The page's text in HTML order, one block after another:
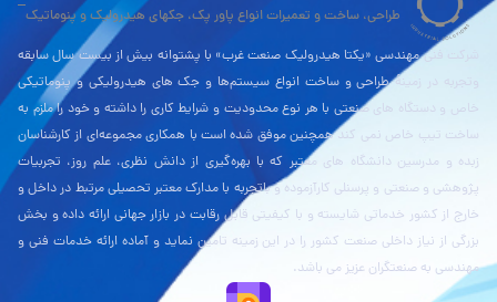
طراحی، ساخت و تعمیرات انواع پاور پک، جکهای هیدرولیک و پنوماتیک
شرکت فنی مهندسی «یکتا هیدرولیک صنعت غرب» با پشتوانه بیش از بیست سال سابقه
وتجربه در زمینۀ طراحی و ساخت انواع سیستم‌ها و جک های هیدرولیکی و پنوماتیکی
خاص و دستگاه های صنعتی با هر نوع محدودیت و شرایط کاری را داشته و خود را ملزم به
ساخت تیپ خاص نمی کند همچنین موفق شده است با همکاری مجموعه‌ای از کارشناسان
زبده و مدرسین دانشگاه های معتبر که با بهره‌گیری از دانش نظری، علم روز، تجربیات
پژوهشی و صنعتی و پرسنلی کارآزموده و باتجربه با مدارک معتبر تحصیلی مرتبط در داخل و
خارج از کشور خدماتی شایسته و با کیفیتی قابل رقابت در بازار جهانی ارائه داده و بخش
بزرگی از نیاز داخلی صنعت کشور را در این زمینه تامین نماید و آماده ارائه خدمات فنی و
مهندسی به صنعتگران عزیز می باشد.